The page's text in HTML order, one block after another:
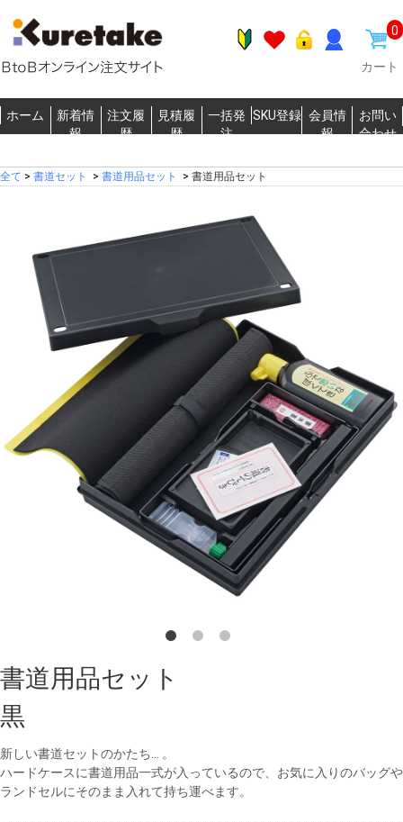
0
カート
ホーム
新着情
報
注文履
歴
見積履
歴
一括発
注
SKU登録 会員情
報
お問い
合わせ
全て > 書道セット > 書道用品セット > 書道用品セット
書道用品セット
黒
新しい書道セットのかたち… 。
ハードケースに書道用品一式が入っているので、お気に入りのバッグや
ランドセルにそのまま入れて持ち運べます。